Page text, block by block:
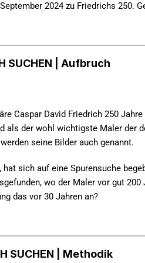
2024 zu Friedrichs 250.
SUCHEN | Aufbruch
Caspar David Friedrich 250
als der wohl wichtigste Maler der
seine Bilder auch genannt.
hat sich auf eine Spurensuche
wo der Maler vor gut
das vor 30 Jahren an?
SUCHEN | Methodik